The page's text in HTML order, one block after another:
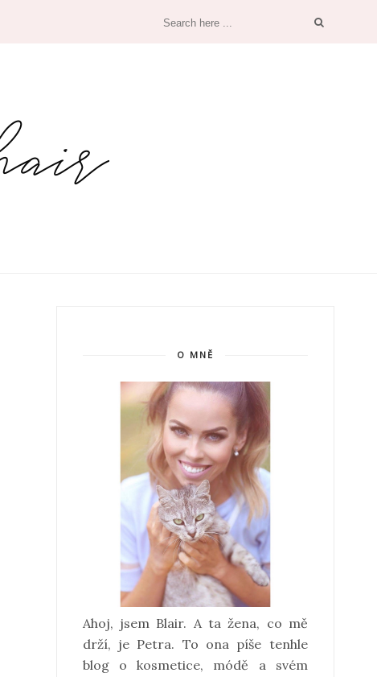
O MNĚ
Ahoj, jsem Blair. A ta žena, co mě
drží, je Petra. To ona píše tenhle
blog o kosmetice, módě a svém